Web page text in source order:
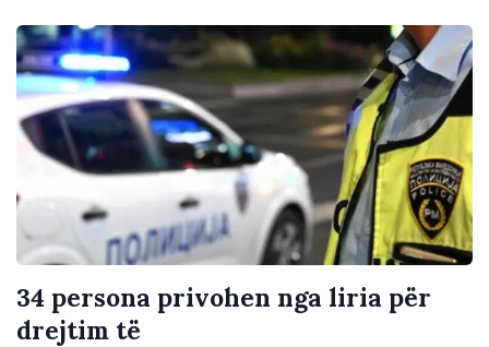
34 persona privohen nga liria për
drejtim të